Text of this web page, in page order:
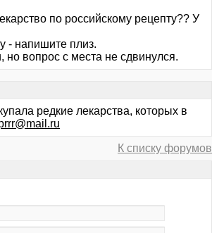
по российскому рецепту?? У
- напишите плиз.
но вопрос с места не сдвинулся.
редкие лекарства, которых в
К списку форумов